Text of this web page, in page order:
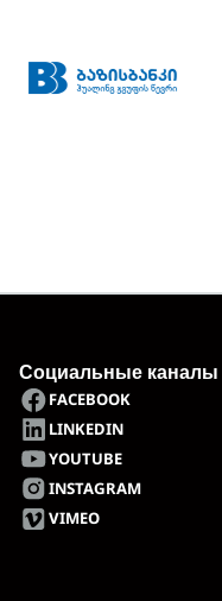
Социальные каналы
FACEBOOK
LINKEDIN
YOUTUBE
INSTAGRAM
VIMEO